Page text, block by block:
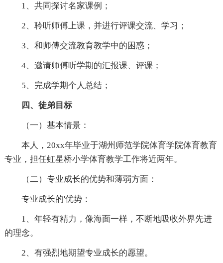
1、共同探讨名家课例；
2、聆听师傅上课，并进行评课交流、学习；
3、和师傅交流教育教学中的困惑；
4、邀请师傅听学期的汇报课、评课；
5、完成学期个人总结；
四、徒弟目标
（一）基本情景：
本人，20xx年毕业于湖州师范学院体育学院体育教育
专业，担任虹星桥小学体育教学工作将近两年。
（二）专业成长的优势和薄弱方面：
专业成长的'优势：
1、年轻有精力，像海面一样，不断地吸收外界先进
的理念。
2、有强烈地期望专业成长的愿望。